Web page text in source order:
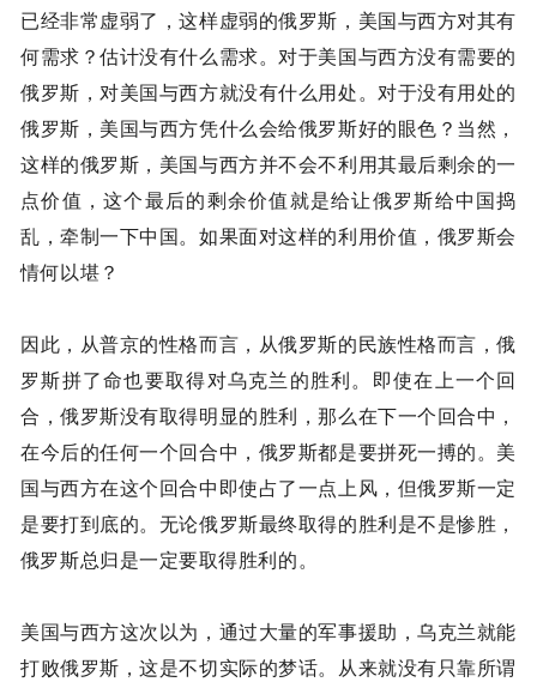
已经非常虚弱了，这样虚弱的俄罗斯，美国与西方对其有
何需求？估计没有什么需求。对于美国与西方没有需要的
俄罗斯，对美国与西方就没有什么用处。对于没有用处的
俄罗斯，美国与西方凭什么会给俄罗斯好的眼色？当然，
这样的俄罗斯，美国与西方并不会不利用其最后剩余的一
点价值，这个最后的剩余价值就是给让俄罗斯给中国捣
乱，牵制一下中国。如果面对这样的利用价值，俄罗斯会
情何以堪？
因此，从普京的性格而言，从俄罗斯的民族性格而言，俄
罗斯拼了命也要取得对乌克兰的胜利。即使在上一个回
合，俄罗斯没有取得明显的胜利，那么在下一个回合中，
在今后的任何一个回合中，俄罗斯都是要拼死一搏的。美
国与西方在这个回合中即使占了一点上风，但俄罗斯一定
是要打到底的。无论俄罗斯最终取得的胜利是不是惨胜，
俄罗斯总归是一定要取得胜利的。
美国与西方这次以为，通过大量的军事援助，乌克兰就能
打败俄罗斯，这是不切实际的梦话。从来就没有只靠所谓